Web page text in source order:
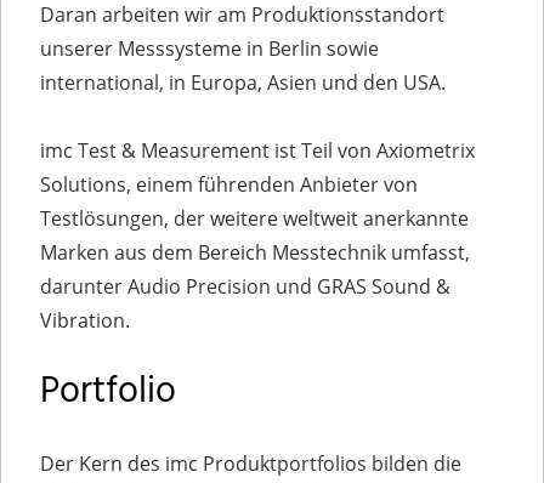
Daran arbeiten wir am Produktionsstandort
unserer Messsysteme in Berlin sowie
international, in Europa, Asien und den USA.
imc Test & Measurement ist Teil von Axiometrix
Solutions, einem führenden Anbieter von
Testlösungen, der weitere weltweit anerkannte
Marken aus dem Bereich Messtechnik umfasst,
darunter Audio Precision und GRAS Sound &
Vibration.
Portfolio
Der Kern des imc Produktportfolios bilden die